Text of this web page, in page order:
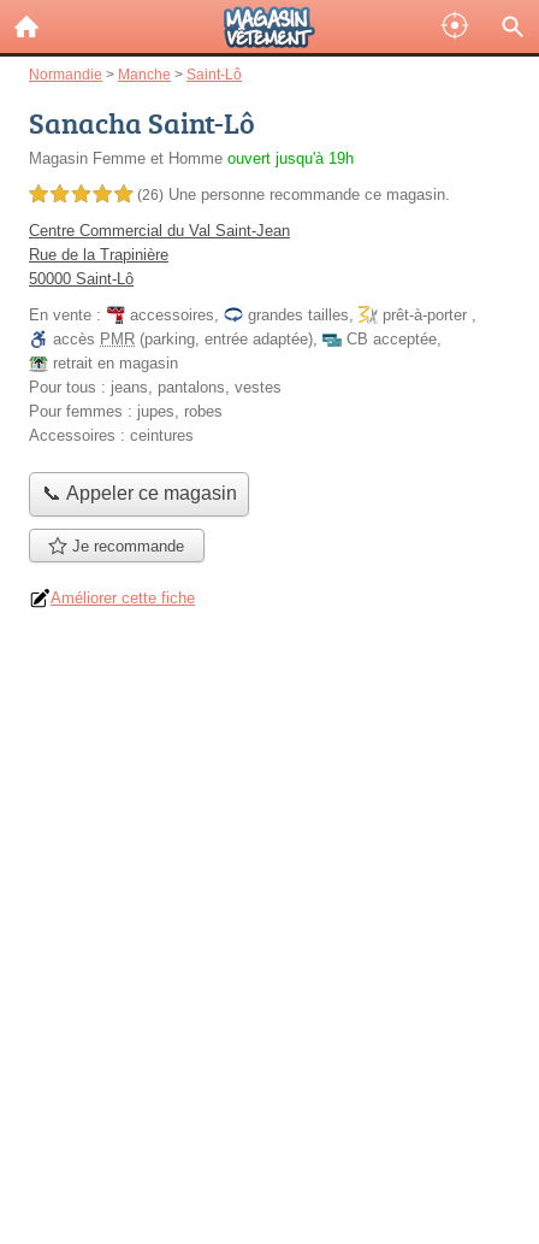
Normandie > Manche > Saint-Lô
Sanacha Saint-Lô
Magasin Femme et Homme ouvert jusqu'à 19h
5,0 étoiles sur 5 (26) Une personne recommande ce magasin.
Centre Commercial du Val Saint-Jean
Rue de la Trapinière
50000 Saint-Lô
En vente :
accessoires, grandes tailles, prêt-à-porter ,
accès PMR (parking, entrée adaptée), CB acceptée,
retrait en magasin
Pour tous : jeans, pantalons, vestes
Pour femmes : jupes, robes
Accessoires : ceintures
📞 Appeler ce magasin
Je recommande
Améliorer cette fiche